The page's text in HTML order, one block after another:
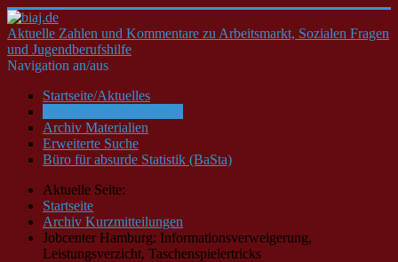
Aktuelle Zahlen und Kommentare zu Arbeitsmarkt, Sozialen Fragen
und Jugendberufshilfe
Navigation an/aus
Startseite/Aktuelles
Archiv Materialien
Erweiterte Suche
Büro für absurde Statistik (BaSta)
Aktuelle Seite:
Startseite
Archiv Kurzmitteilungen
Jobcenter Hamburg: Informationsverweigerung,
Leistungsverzicht, Taschenspielertricks